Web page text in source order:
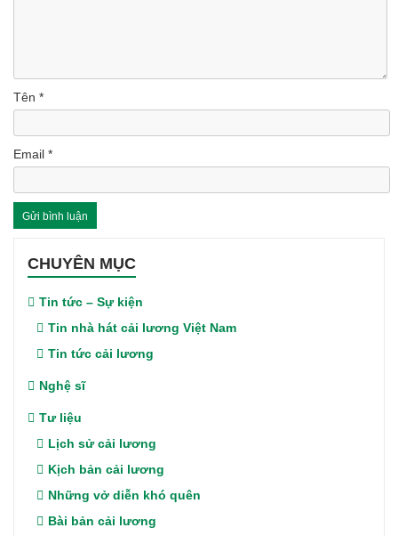
Tên *
Email *
CHUYÊN MỤC
Tin tức – Sự kiện
Tin nhà hát cải lương Việt Nam
Tin tức cải lương
Nghệ sĩ
Tư liệu
Lịch sử cải lương
Kịch bản cải lương
Những vở diễn khó quên
Bài bản cải lương